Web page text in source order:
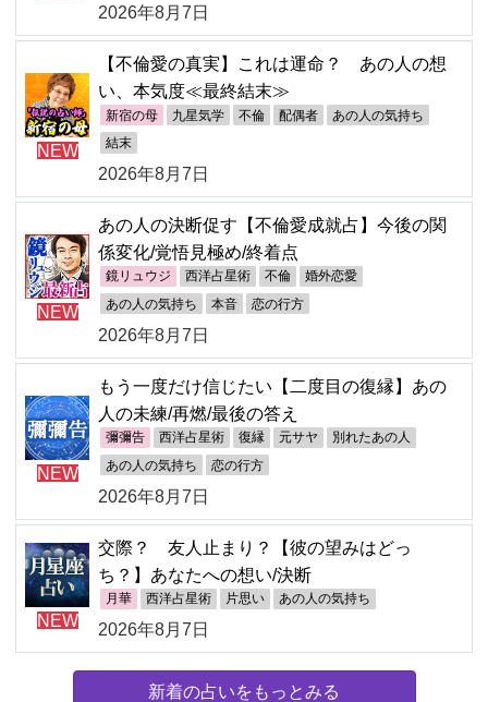
2026年8月7日
NEW
【不倫愛の真実】これは運命？ あの人の想
い、本気度≪最終結末≫
新宿の母 九星気学 不倫 配偶者 あの人の気持ち
結末
2026年8月7日
NEW
あの人の決断促す【不倫愛成就占】今後の関
係変化/覚悟見極め/終着点
鏡リュウジ 西洋占星術 不倫 婚外恋愛
あの人の気持ち 本音 恋の行方
2026年8月7日
NEW
もう一度だけ信じたい【二度目の復縁】あの
人の未練/再燃/最後の答え
彌彌告 西洋占星術 復縁 元サヤ 別れたあの人
あの人の気持ち 恋の行方
2026年8月7日
NEW
交際？ 友人止まり？【彼の望みはどっ
ち？】あなたへの想い/決断
月華 西洋占星術 片思い あの人の気持ち
2026年8月7日
新着の占いをもっとみる